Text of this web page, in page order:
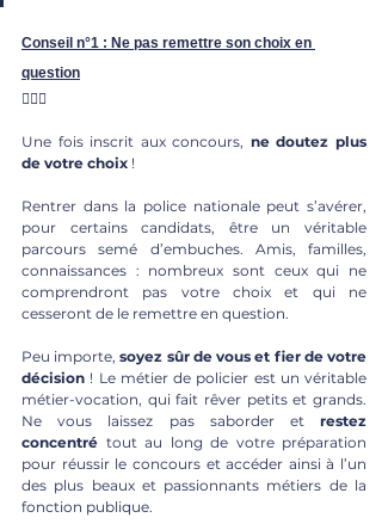
Conseil n°1 : Ne pas remettre son choix en
question
🙅🏻‍♀️
Une fois inscrit aux concours, ne doutez plus
de votre choix !
Rentrer dans la police nationale peut s’avérer,
pour certains candidats, être un véritable
parcours semé d’embuches. Amis, familles,
connaissances : nombreux sont ceux qui ne
comprendront pas votre choix et qui ne
cesseront de le remettre en question.
Peu importe, soyez sûr de vous et fier de votre
décision ! Le métier de policier est un véritable
métier-vocation, qui fait rêver petits et grands.
Ne vous laissez pas saborder et restez
concentré tout au long de votre préparation
pour réussir le concours et accéder ainsi à l’un
des plus beaux et passionnants métiers de la
fonction publique.